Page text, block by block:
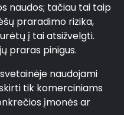
naudos; tačiau tai taip
praradimo rizika,
į tai atsižvelgti.
praras pinigus.
naudojami
tik komerciniams
įmonės ar